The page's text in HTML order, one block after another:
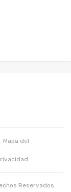
Mapa del
Reservados.